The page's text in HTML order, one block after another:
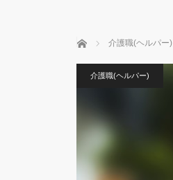
ホーム 介護職(ヘルパー)
介護職(ヘルパー)